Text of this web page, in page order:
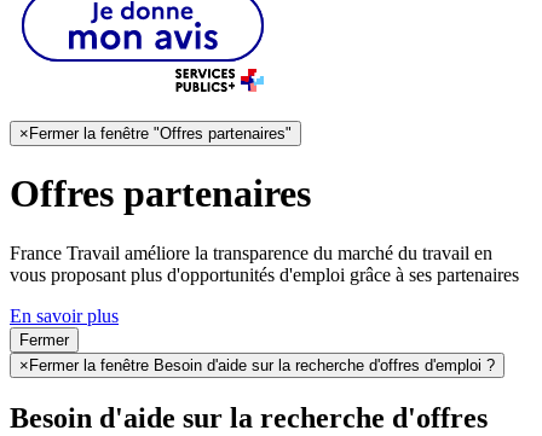
× Fermer la fenêtre "Offres partenaires"
Offres partenaires
France Travail améliore la transparence du marché du travail en
vous proposant plus d'opportunités d'emploi grâce à ses partenaires
En savoir plus
Fermer
×Fermer la fenêtre Besoin d'aide sur la recherche d'offres d'emploi ?
Besoin d'aide sur la recherche d'offres